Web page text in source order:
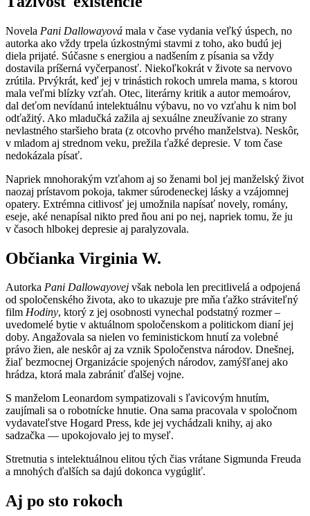
Novela Pani Dallowayová mala v čase vydania veľký úspech, no
autorka ako vždy trpela úzkostnými stavmi z toho, ako budú jej
diela prijaté. Súčasne s energiou a nadšením z písania sa vždy
dostavila príšerná vyčerpanosť. Niekoľkokrát v živote sa nervovo
zrútila. Prvýkrát, keď jej v trinástich rokoch umrela mama, s ktorou
mala veľmi blízky vzťah. Otec, literárny kritik a autor memoárov,
dal deťom nevídanú intelektuálnu výbavu, no vo vzťahu k nim bol
odťažitý. Ako mladučká zažila aj sexuálne zneužívanie zo strany
nevlastného staršieho brata (z otcovho prvého manželstva). Neskôr,
v mladom aj strednom veku, prežila ťažké depresie. V tom čase
nedokázala písať.
Napriek mnohorakým vzťahom aj so ženami bol jej manželský život
naozaj prístavom pokoja, takmer súrodeneckej lásky a vzájomnej
opatery. Extrémna citlivosť jej umožnila napísať novely, romány,
eseje, aké nenapísal nikto pred ňou ani po nej, napriek tomu, že ju
v časoch hlbokej depresie aj paralyzovala.
Občianka Virginia W.
Autorka Pani Dallowayovej však nebola len precitlivelá a odpojená
od spoločenského života, ako to ukazuje pre mňa ťažko stráviteľný
film Hodiny, ktorý z jej osobnosti vynechal podstatný rozmer –
uvedomelé bytie v aktuálnom spoločenskom a politickom dianí jej
doby. Angažovala sa nielen vo feministickom hnutí za volebné
právo žien, ale neskôr aj za vznik Spoločenstva národov. Dnešnej,
žiaľ bezmocnej Organizácie spojených národov, zamýšľanej ako
hrádza, ktorá mala zabrániť ďalšej vojne.
S manželom Leonardom sympatizovali s ľavicovým hnutím,
zaujímali sa o robotnícke hnutie. Ona sama pracovala v spoločnom
vydavateľstve Hogard Press, kde jej vychádzali knihy, aj ako
sadzačka — upokojovalo jej to myseľ.
Stretnutia s intelektuálnou elitou tých čias vrátane Sigmunda Freuda
a mnohých ďalších sa dajú dokonca vygúgliť.
Aj po sto rokoch